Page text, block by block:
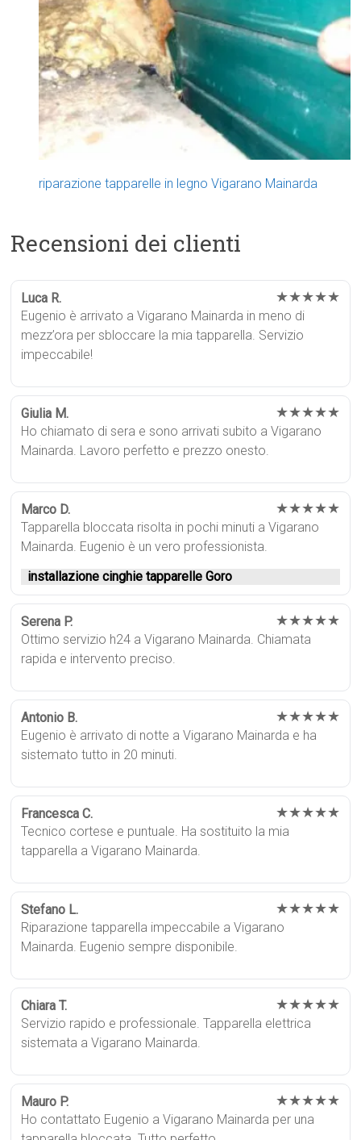
riparazione tapparelle in legno Vigarano Mainarda
Recensioni dei clienti
Luca R. ★★★★★
Eugenio è arrivato a Vigarano Mainarda in meno di
mezz’ora per sbloccare la mia tapparella. Servizio
impeccabile!
Giulia M. ★★★★★
Ho chiamato di sera e sono arrivati subito a Vigarano
Mainarda. Lavoro perfetto e prezzo onesto.
Marco D. ★★★★★
Tapparella bloccata risolta in pochi minuti a Vigarano
Mainarda. Eugenio è un vero professionista.
installazione cinghie tapparelle Goro
Serena P. ★★★★★
Ottimo servizio h24 a Vigarano Mainarda. Chiamata
rapida e intervento preciso.
Antonio B. ★★★★★
Eugenio è arrivato di notte a Vigarano Mainarda e ha
sistemato tutto in 20 minuti.
Francesca C. ★★★★★
Tecnico cortese e puntuale. Ha sostituito la mia
tapparella a Vigarano Mainarda.
Stefano L. ★★★★★
Riparazione tapparella impeccabile a Vigarano
Mainarda. Eugenio sempre disponibile.
Chiara T. ★★★★★
Servizio rapido e professionale. Tapparella elettrica
sistemata a Vigarano Mainarda.
Mauro P. ★★★★★
Ho contattato Eugenio a Vigarano Mainarda per una